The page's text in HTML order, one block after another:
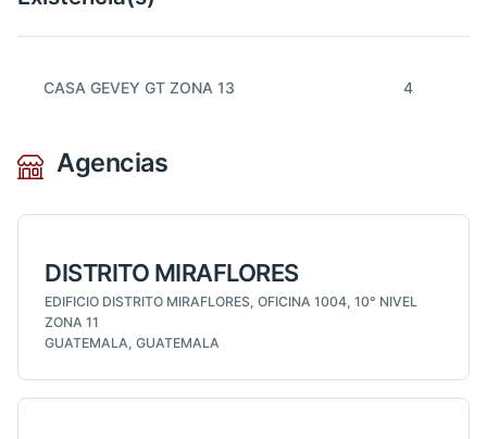
CASA GEVEY GT ZONA 13 4
Agencias
DISTRITO MIRAFLORES
EDIFICIO DISTRITO MIRAFLORES, OFICINA 1004, 10° NIVEL
ZONA 11
GUATEMALA, GUATEMALA